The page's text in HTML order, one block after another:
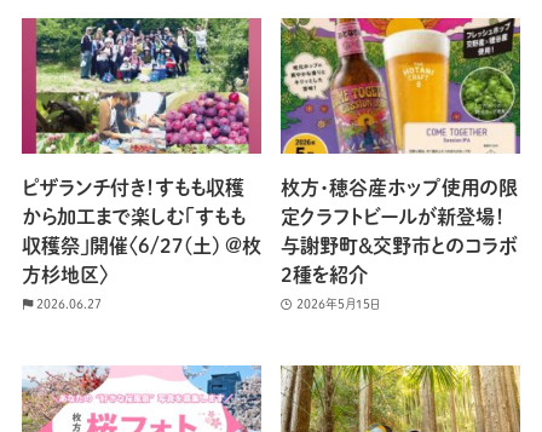
ピザランチ付き！すもも収穫
から加工まで楽しむ「すもも
収穫祭」開催〈6/27(土) @枚
方杉地区〉
2026.06.27
枚方・穂谷産ホップ使用の限
定クラフトビールが新登場！
与謝野町＆交野市とのコラボ
2種を紹介
2026年5月15日